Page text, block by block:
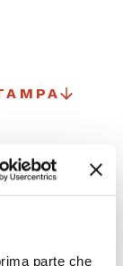
parte che